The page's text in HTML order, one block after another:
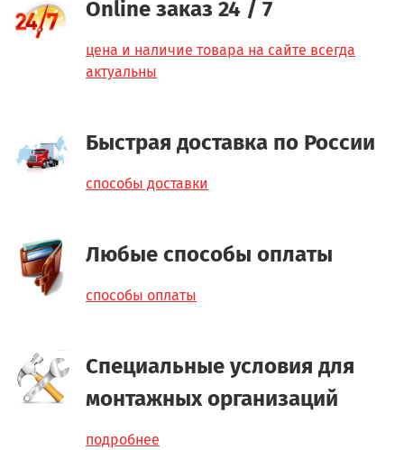
Online заказ 24 / 7
цена и наличие товара на сайте всегда
актуальны
Быстрая доставка по России
способы доставки
Любые способы оплаты
способы оплаты
Специальные условия для
монтажных организаций
подробнее